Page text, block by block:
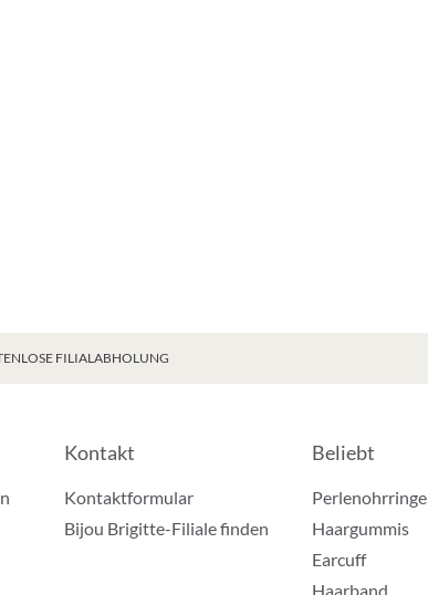
FILIALABHOLUNG
Kontakt
Kontaktformular
Bijou Brigitte-Filiale finden
Beliebt
Perlenohrringe
Haargummis
Earcuff
Haarband